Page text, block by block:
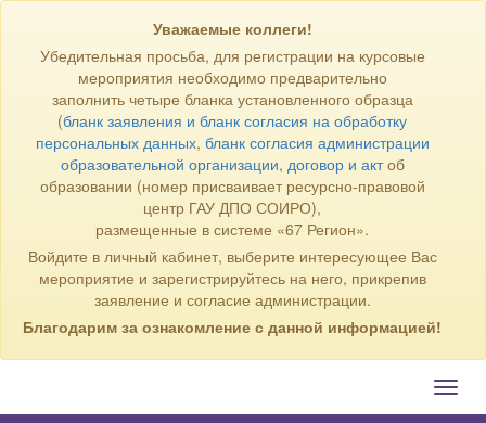
Уважаемые коллеги!
Убедительная просьба, для регистрации на курсовые
мероприятия необходимо предварительно
заполнить четыре бланка установленного образца
(бланк заявления и бланк согласия на обработку
персональных данных, бланк согласия администрации
образовательной организации, договор и актоб
образовании (номер присваивает ресурсно-правовой
центр ГАУ ДПО СОИРО),
размещенные в системе «67 Регион».
Войдите в личный кабинет, выберите интересующее Вас
мероприятие и зарегистрируйтесь на него, прикрепив
заявление и согласие администрации.
Благодарим за ознакомление с данной информацией!